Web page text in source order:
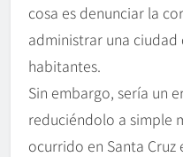
cosa es denunciar la
administrar una ciudad
habitantes.
Sin embargo, sería un
reduciéndolo a simple
ocurrido en Santa